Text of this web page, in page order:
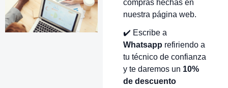
compras hechas en
nuestra página web.
✔️ Escribe a
Whatsapp refiriendo a
tu técnico de confianza
y te daremos un 10%
de descuento